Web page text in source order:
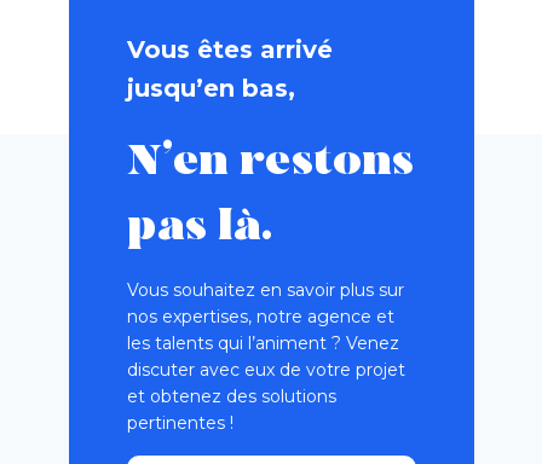
Vous êtes arrivé
jusqu’en bas,
N’en restons
pas là.
Vous souhaitez en savoir plus sur
nos expertises, notre agence et
les talents qui l’animent ? Venez
discuter avec eux de votre projet
et obtenez des solutions
pertinentes !